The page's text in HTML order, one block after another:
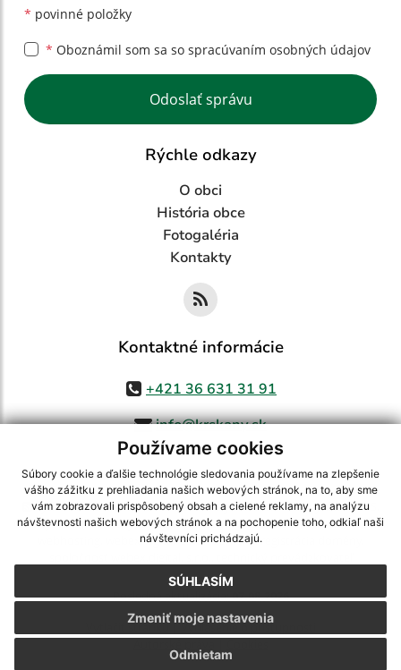
Používame cookies
Súbory cookie a ďalšie technológie sledovania používame na zlepšenie
vášho zážitku z prehliadania našich webových stránok, na to, aby sme
vám zobrazovali prispôsobený obsah a cielené reklamy, na analýzu
návštevnosti našich webových stránok a na pochopenie toho, odkiaľ naši
návštevníci prichádzajú.
SÚHLASÍM
Odmietam
Zmeniť moje nastavenia
* povinné položky
* Oboznámil som sa so spracúvaním osobných údajov
Google reCaptcha Response
Odoslať správu
Rýchle odkazy
O obci
História obce
Fotogaléria
Kontakty
Kontaktné informácie
+421 36 631 31 91
info@krskany.sk
využite možnosť získavania aktuálnych informácií s využitím RSS
CMS systém (redakčný) systém ECHELON 2,Mapa stránok,web portál
webex.digital, s.r.o.,domény,registrácia domény
Posledná aktualizácia:07.08.2026
Vytlačiť stránku|Vyhlásenie o prístupnosti